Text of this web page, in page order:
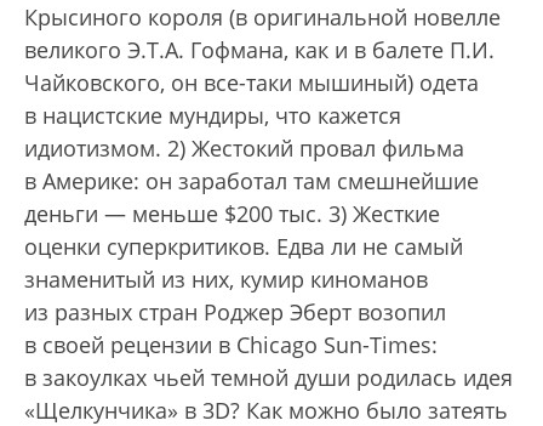
Крысиного короля (в оригинальной новелле
великого Э.Т.А. Гофмана, как и в балете П.И.
Чайковского, он все-таки мышиный) одета
в нацистские мундиры, что кажется
идиотизмом. 2) Жестокий провал фильма
в Америке: он заработал там смешнейшие
деньги — меньше $200 тыс. 3) Жесткие
оценки суперкритиков. Едва ли не самый
знаменитый из них, кумир киноманов
из разных стран Роджер Эберт возопил
в своей рецензии в Chicago Sun-Times:
в закоулках чьей темной души родилась идея
«Щелкунчика» в 3D? Как можно было затеять